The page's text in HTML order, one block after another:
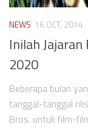
NEWS 16 OCT, 2014
Inilah
2020
Beberapa bulan
tanggal-tanggal
Bros. untuk film-